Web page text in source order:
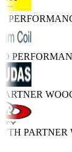
PARTNER